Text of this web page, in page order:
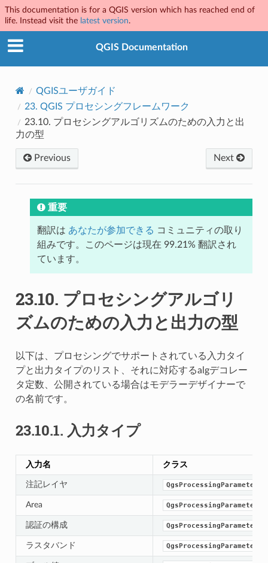
This documentation is for a QGIS version which has reached end of
life. Instead visit the latest version.
QGIS Documentation
QGISユーザガイド
23. QGIS プロセシングフレームワーク
23.10. プロセシングアルゴリズムのための入力と出
力の型
Previous Next
重要
翻訳は あなたが参加できる コミュニティの取り
組みです。このページは現在 99.21% 翻訳され
ています。
23.10. プロセシングアルゴリ
ズムのための入力と出力の型
以下は、プロセシングでサポートされている入力タイ
プと出力タイプのリスト、それに対応するalgデコレー
タ定数、公開されている場合はモデラーデザイナーで
の名前です。
23.10.1. 入力タイプ
入力名 クラス
注記レイヤ
Area
認証の構成
ラスタバンド